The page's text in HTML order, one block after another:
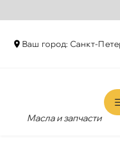
аш город: Санкт-
Масла и запчасти